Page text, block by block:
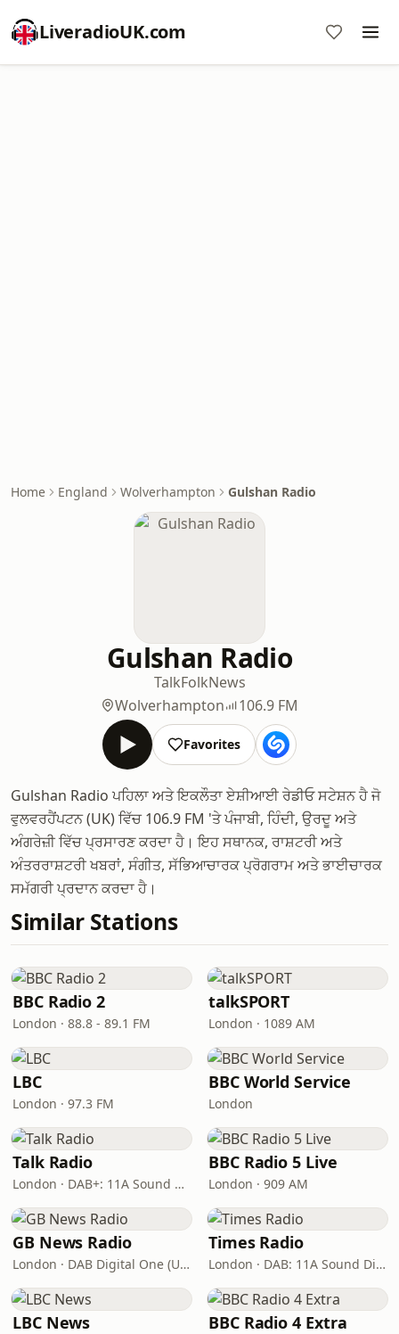
LiveradioUK.com
Home England Wolverhampton Gulshan Radio
Gulshan Radio
TalkFolkNews
Wolverhampton
106.9 FM
Favorites
Gulshan Radio ਪਹਿਲਾ ਅਤੇ ਇਕਲੌਤਾ ਏਸ਼ੀਆਈ ਰੇਡੀਓ ਸਟੇਸ਼ਨ ਹੈ ਜੋ
ਵੁਲਵਰਹੈਂਪਟਨ (UK) ਵਿੱਚ 106.9 FM 'ਤੇ ਪੰਜਾਬੀ, ਹਿੰਦੀ, ਉਰਦੂ ਅਤੇ
ਅੰਗਰੇਜ਼ੀ ਵਿੱਚ ਪ੍ਰਸਾਰਣ ਕਰਦਾ ਹੈ। ਇਹ ਸਥਾਨਕ, ਰਾਸ਼ਟਰੀ ਅਤੇ
ਅੰਤਰਰਾਸ਼ਟਰੀ ਖਬਰਾਂ, ਸੰਗੀਤ, ਸੱਭਿਆਚਾਰਕ ਪ੍ਰੋਗਰਾਮ ਅਤੇ ਭਾਈਚਾਰਕ
ਸਮੱਗਰੀ ਪ੍ਰਦਾਨ ਕਰਦਾ ਹੈ।
Similar Stations
BBC Radio 2
London · 88.8 - 89.1 FM
talkSPORT
London · 1089 AM
LBC
London · 97.3 FM
BBC World Service
London
Talk Radio
London · DAB+: 11A Sound Digital
BBC Radio 5 Live
London · 909 AM
GB News Radio
London · DAB Digital One (UK)
Times Radio
London · DAB: 11A Sound Digital
LBC News BBC Radio 4 Extra